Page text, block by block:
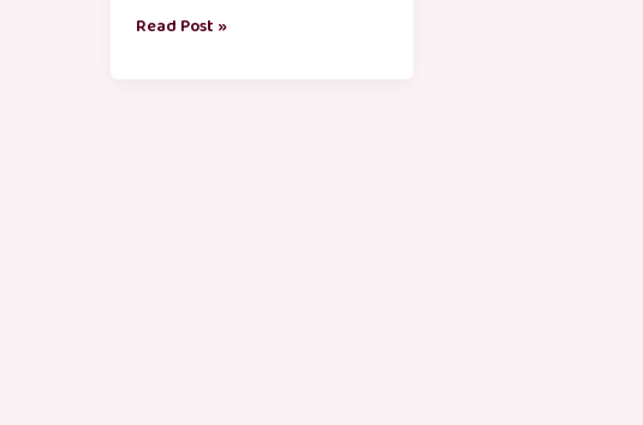
Read Post »